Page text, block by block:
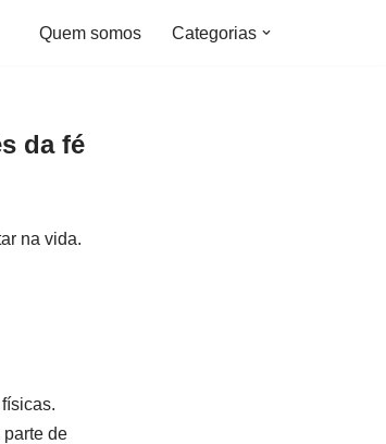
Quem somos Categorias
da fé
na vida.
de